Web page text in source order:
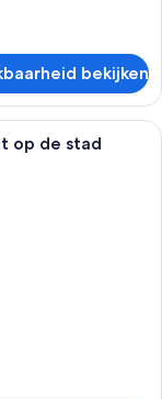
bekijken
met een groot bed,
op de stad